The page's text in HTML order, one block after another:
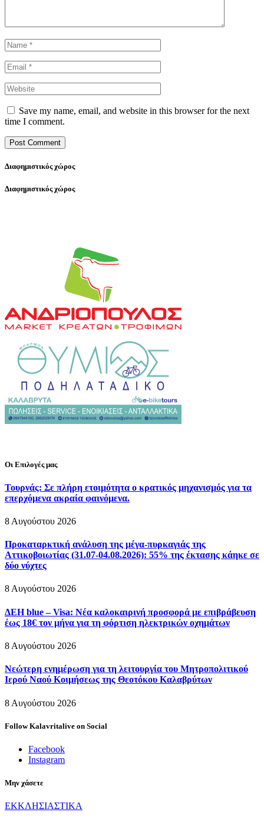
Save my name, email, and website in this browser for the next
time I comment.
Διαφημιστικός χώρος
Διαφημιστικός χώρος
Οι Επιλογές μας
Τουρνάς: Σε πλήρη ετοιμότητα ο κρατικός μηχανισμός για τα
επερχόμενα ακραία φαινόμενα.
8 Αυγούστου 2026
Προκαταρκτική ανάλυση της μέγα-πυρκαγιάς της
Αττικοβοιωτίας (31.07-04.08.2026): 55% της έκτασης κάηκε σε
δύο νύχτες
8 Αυγούστου 2026
ΔΕΗ blue – Visa: Νέα καλοκαιρινή προσφορά με επιβράβευση
έως 18€ τον μήνα για τη φόρτιση ηλεκτρικών οχημάτων
8 Αυγούστου 2026
Νεώτερη ενημέρωση για τη λειτουργία του Μητροπολιτικού
Ιερού Ναού Κοιμήσεως της Θεοτόκου Καλαβρύτων
8 Αυγούστου 2026
Follow Kalavritalive on Social
Facebook
Instagram
Μην χάσετε
ΕΚΚΛΗΣΙΑΣΤΙΚΑ